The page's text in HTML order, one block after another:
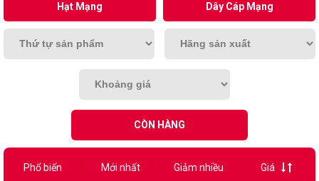
Hạt Mạng Dây Cáp Mạng
CÒN HÀNG
Phổ biến Mới nhất Giảm nhiều Giá